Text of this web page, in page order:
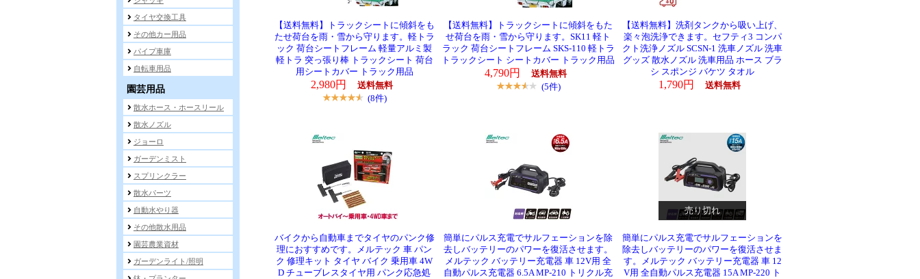
【送料無料】トラックシートに傾斜をも
たせ荷台を雨・雪から守ります。軽トラ
ック 荷台シートフレーム 軽量アルミ製
軽トラ 突っ張り棒 トラックシート 荷台
用シートカバー トラック用品
2,980円 送料無料
(8件)
【送料無料】トラックシートに傾斜をもた
せ荷台を雨・雪から守ります。SK11 軽ト
ラック 荷台シートフレーム SKS-110 軽トラ
トラックシート シートカバー トラック用品
4,790円 送料無料
(5件)
【送料無料】洗剤タンクから吸い上げ、
楽々泡洗浄できます。セフティ3 コンパ
クト洗浄ノズル SCSN-1 洗車ノズル 洗車
グッズ 散水ノズル 洗車用品 ホース ブラ
シ スポンジ バケツ タオル
1,790円 送料無料
売り切れ
バイクから自動車までタイヤのパンク修
理におすすめです。メルテック 車 パン
ク 修理キット タイヤ バイク 乗用車 4W
D チューブレスタイヤ用 パンク応急処
簡単にパルス充電でサルフェーションを除
去しバッテリーのパワーを復活させます。
メルテック バッテリー充電器 車 12V用 全
自動パルス充電器 6.5A MP-210 トリクル充
簡単にパルス充電でサルフェーションを
除去しバッテリーのパワーを復活させま
す。メルテック バッテリー充電器 車 12
V用 全自動パルス充電器 15A MP-220 ト